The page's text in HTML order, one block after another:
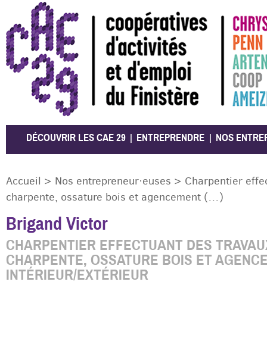
CAE 29
DÉCOUVRIR LES CAE 29 ENTREPRENDRE NOS
Accueil > Nos entrepreneur·euses > Charpentier
charpente, ossature bois et agencement (…)
Brigand Victor
CHARPENTIER EFFECTUANT DES
CHARPENTE, OSSATURE BOIS ET
INTÉRIEUR/EXTÉRIEUR